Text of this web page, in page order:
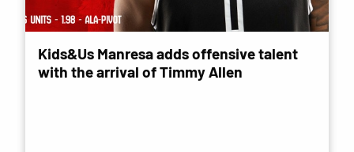
Kids&Us Manresa adds offensive talent
with the arrival of Timmy Allen